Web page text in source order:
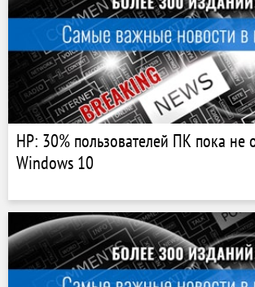
HP: 30% пользователей ПК пока не
Windows 10